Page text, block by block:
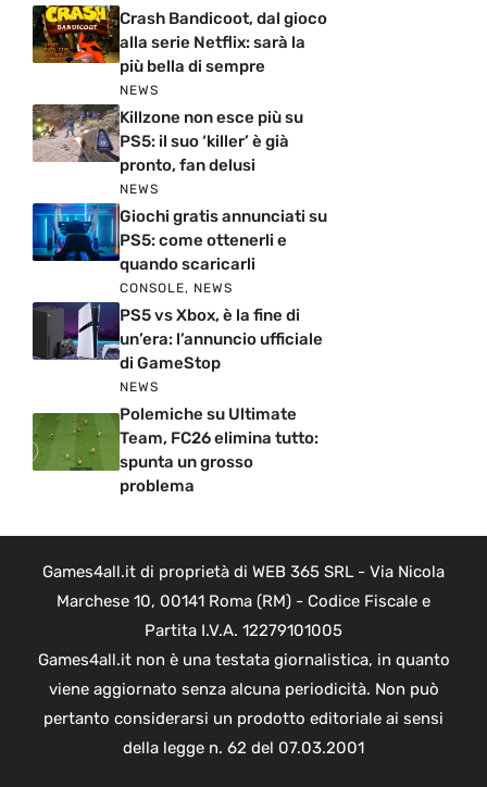
Crash Bandicoot, dal gioco
alla serie Netflix: sarà la
più bella di sempre
NEWS
Killzone non esce più su
PS5: il suo ‘killer’ è già
pronto, fan delusi
NEWS
Giochi gratis annunciati su
PS5: come ottenerli e
quando scaricarli
CONSOLE, NEWS
PS5 vs Xbox, è la fine di
un’era: l’annuncio ufficiale
di GameStop
NEWS
Polemiche su Ultimate
Team, FC26 elimina tutto:
spunta un grosso
problema
Games4all.it di proprietà di WEB 365 SRL - Via Nicola
Marchese 10, 00141 Roma (RM) - Codice Fiscale e
Partita I.V.A. 12279101005
Games4all.it non è una testata giornalistica, in quanto
viene aggiornato senza alcuna periodicità. Non può
pertanto considerarsi un prodotto editoriale ai sensi
della legge n. 62 del 07.03.2001